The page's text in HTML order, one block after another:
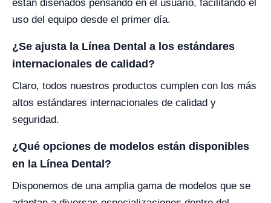
están diseñados pensando en el usuario, facilitando el
uso del equipo desde el primer día.
¿Se ajusta la Línea Dental a los estándares
internacionales de calidad?
Claro, todos nuestros productos cumplen con los más
altos estándares internacionales de calidad y
seguridad.
¿Qué opciones de modelos están disponibles
en la Línea Dental?
Disponemos de una amplia gama de modelos que se